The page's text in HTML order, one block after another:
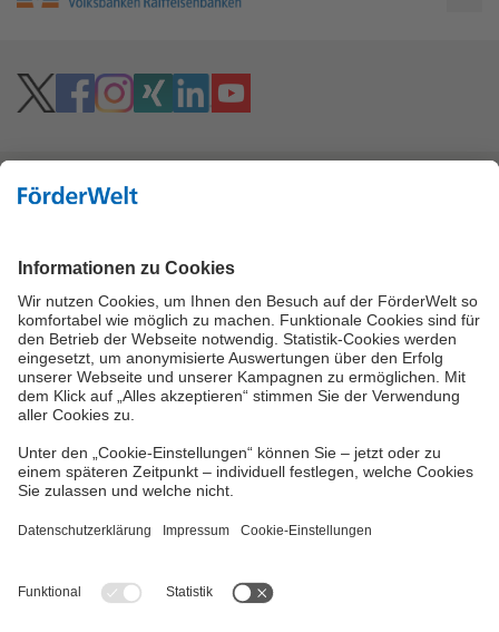
Vielzahl an Fördermitteln
Eine Förderung Ihres Projektes kann, je nach
Förderbedingungen, über viele verschiedene
Wege möglich sein. Neben den Bundes- und
Landesförderinstituten können Fördermittel des
Bundesamtes für Wirtschaft und